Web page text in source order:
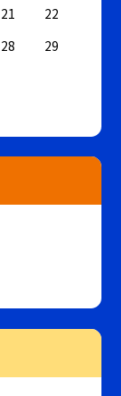
21
22
28
29